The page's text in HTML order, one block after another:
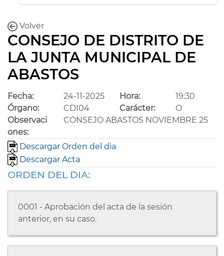
Volver
CONSEJO DE DISTRITO DE
LA JUNTA MUNICIPAL DE
ABASTOS
Fecha: 24-11-2025 Hora:
19:30
Órgano:
CDI04 Carácter:
O
Observaci
ones:
CONSEJO ABASTOS NOVIEMBRE 25
Descargar Orden del dia
Descargar Acta
ORDEN DEL DIA:
0001 - Aprobación del acta de la sesión
anterior, en su caso.